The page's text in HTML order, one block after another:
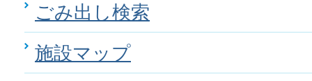
ごみ出し検索
施設マップ